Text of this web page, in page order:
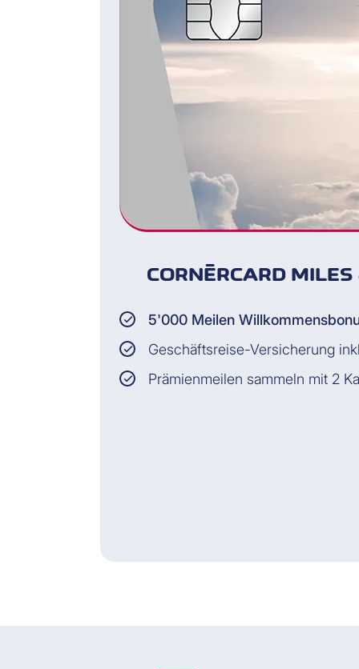
CORNÈRCARD
5'000 Meilen
Geschäftsreise-Versicherung
Prämienmeilen sammeln mit 2